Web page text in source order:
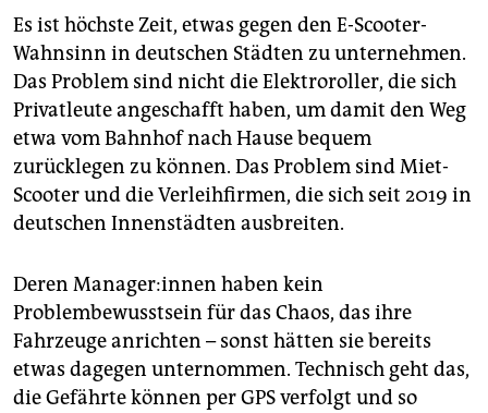
Es ist höchste Zeit, etwas gegen den E-Scooter-
Wahnsinn in deutschen Städten zu unternehmen.
Das Problem sind nicht die Elektroroller, die sich
Privatleute angeschafft haben, um damit den Weg
etwa vom Bahnhof nach Hause bequem
zurücklegen zu können. Das Problem sind Miet-
Scooter und die Verleihfirmen, die sich seit 2019 in
deutschen Innenstädten ausbreiten.
Deren Ma­na­ge­r:in­nen haben kein
Problembewusstsein für das Chaos, das ihre
Fahrzeuge anrichten – sonst hätten sie bereits
etwas dagegen unternommen. Technisch geht das,
die Gefährte können per GPS verfolgt und so